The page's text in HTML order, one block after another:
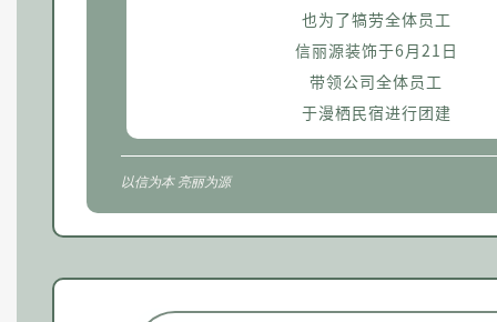
也为了犒劳全体员工
信丽源装饰于6月21日
带领公司全体员工
于漫栖民宿进行团建
以信为本 亮丽为源